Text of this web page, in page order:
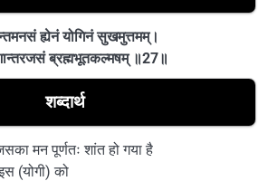
ह्येनं योगिनं सुखमुत्तमम्।
ब्रह्मभूतकल्मषम् ॥27॥
शब्दार्थ
मन पूर्णतः शांत हो गया है
(योगी) को